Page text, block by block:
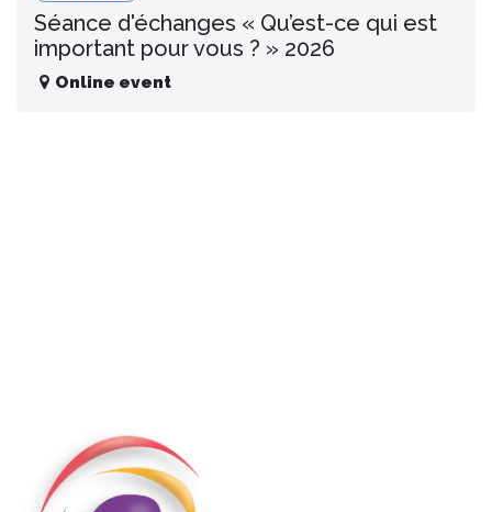
Séance d'échanges « Qu’est-ce qui est
important pour vous ? » 2026
Online event